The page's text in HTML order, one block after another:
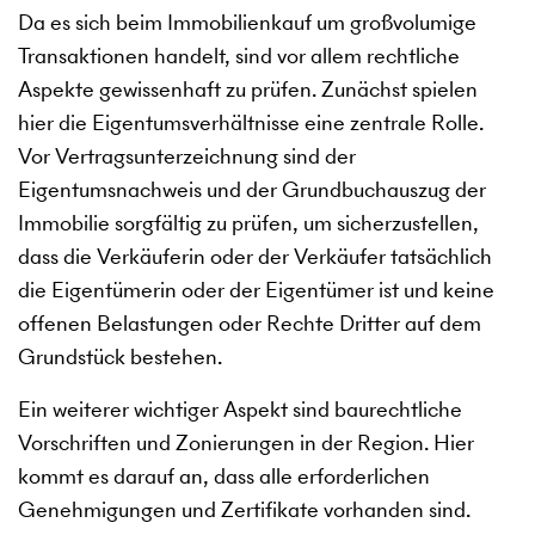
Da es sich beim Immobilienkauf um großvolumige
Transaktionen handelt, sind vor allem rechtliche
Aspekte gewissenhaft zu prüfen. Zunächst spielen
hier die Eigentumsverhältnisse eine zentrale Rolle.
Vor Vertragsunterzeichnung sind der
Eigentumsnachweis und der Grundbuchauszug der
Immobilie sorgfältig zu prüfen, um sicherzustellen,
dass die Verkäuferin oder der Verkäufer tatsächlich
die Eigentümerin oder der Eigentümer ist und keine
offenen Belastungen oder Rechte Dritter auf dem
Grundstück bestehen.
Ein weiterer wichtiger Aspekt sind baurechtliche
Vorschriften und Zonierungen in der Region. Hier
kommt es darauf an, dass alle erforderlichen
Genehmigungen und Zertifikate vorhanden sind.